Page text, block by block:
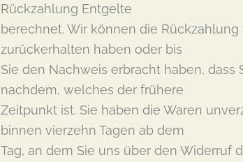
Rückzahlung Entgelte
berechnet. Wir können die
zurückerhalten haben oder bis
Sie den Nachweis erbracht haben,
nachdem, welches der frühere
Zeitpunkt ist. Sie haben die Waren
binnen vierzehn Tagen ab dem
Tag, an dem Sie uns über den Widerruf